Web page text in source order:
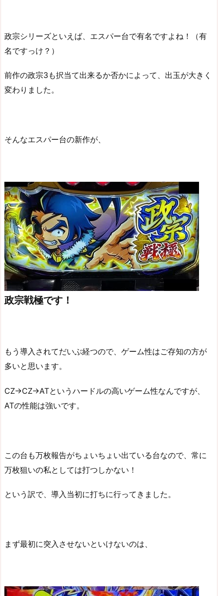
政宗シリーズといえば、エスパー台で有名ですよね！（有
名ですっけ？）
前作の政宗3も択当て出来るか否かによって、出玉が大きく
変わりました。
そんなエスパー台の新作が、
政宗戦極です！
もう導入されてだいぶ経つので、ゲーム性はご存知の方が
多いと思います。
CZ→CZ→ATというハードルの高いゲーム性なんですが、
ATの性能は強いです。
この台も万枚報告がちょいちょい出ている台なので、常に
万枚狙いの私としては打つしかない！
という訳で、導入当初に打ちに行ってきました。
まず最初に突入させないといけないのは、